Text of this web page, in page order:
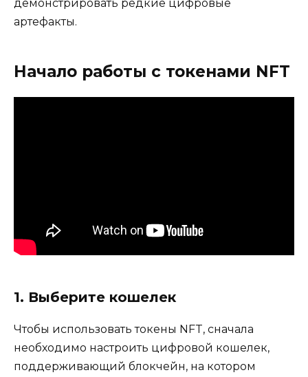
демонстрировать редкие цифровые
артефакты.
Начало работы с токенами NFT
1. Выберите кошелек
Чтобы использовать токены NFT, сначала
необходимо настроить цифровой кошелек,
поддерживающий блокчейн, на котором